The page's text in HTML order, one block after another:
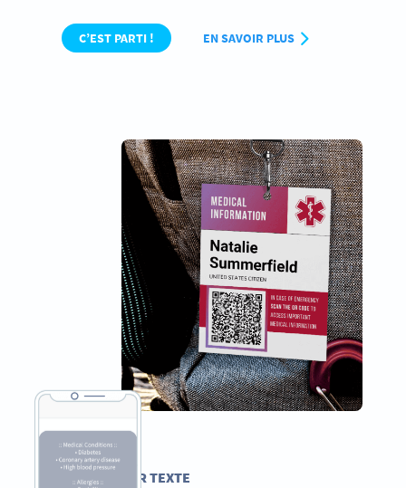
C’EST PARTI ! EN SAVOIR PLUS
CODE QR TEXTE